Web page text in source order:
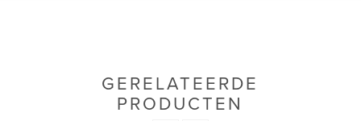
GERELATEERDE
PRODUCTEN